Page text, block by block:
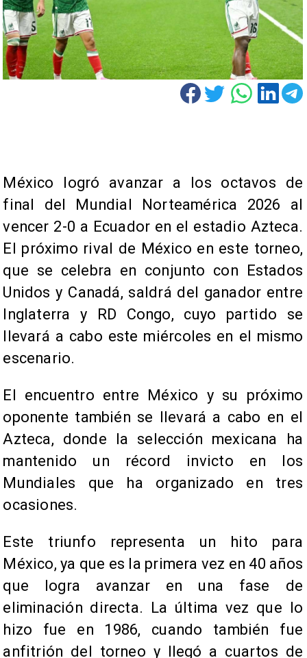
México logró avanzar a los octavos de
final del Mundial Norteamérica 2026 al
vencer 2-0 a Ecuador en el estadio Azteca.
El próximo rival de México en este torneo,
que se celebra en conjunto con Estados
Unidos y Canadá, saldrá del ganador entre
Inglaterra y RD Congo, cuyo partido se
llevará a cabo este miércoles en el mismo
escenario.
El encuentro entre México y su próximo
oponente también se llevará a cabo en el
Azteca, donde la selección mexicana ha
mantenido un récord invicto en los
Mundiales que ha organizado en tres
ocasiones.
Este triunfo representa un hito para
México, ya que es la primera vez en 40 años
que logra avanzar en una fase de
eliminación directa. La última vez que lo
hizo fue en 1986, cuando también fue
anfitrión del torneo y llegó a cuartos de